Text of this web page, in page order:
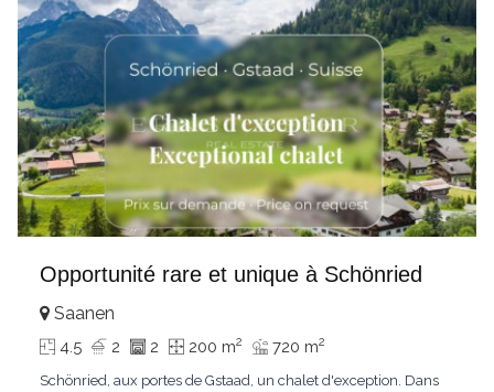
Opportunité rare et unique à Schönried
Saanen
4.5 2 2 200 m2 720 m2
Schönried, aux portes de Gstaad, un chalet d'exception. Dans